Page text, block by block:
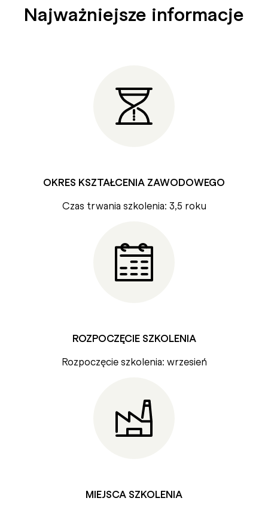
Najważniejsze informacje
OKRES KSZTAŁCENIA ZAWODOWEGO
Czas trwania szkolenia: 3,5 roku
ROZPOCZĘCIE SZKOLENIA
Rozpoczęcie szkolenia: wrzesień
MIEJSCA SZKOLENIA